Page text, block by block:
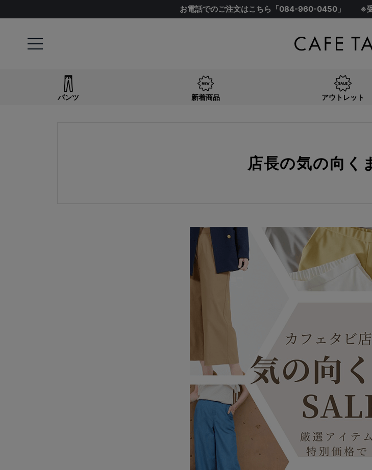
お電話でのご注文はこちら「084-960-0450 」 ※
パンツ 新着商品 アウトレット
店長の気の向く